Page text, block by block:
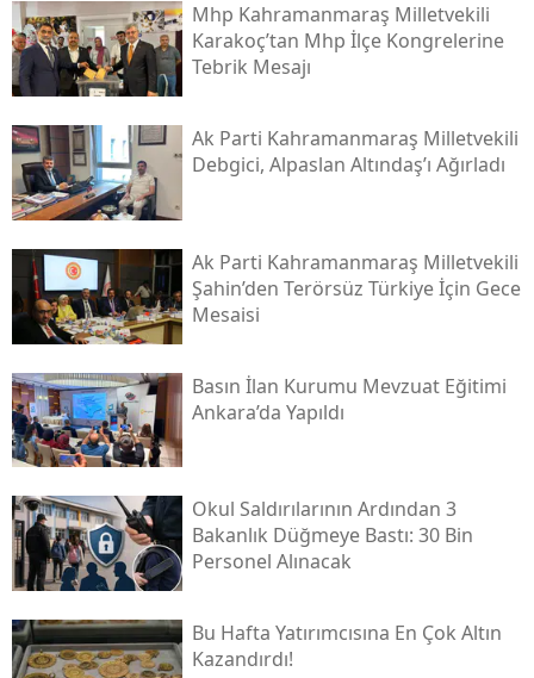
Mhp Kahramanmaraş Milletvekili
Karakoç’tan Mhp İlçe Kongrelerine
Tebrik Mesajı
Ak Parti Kahramanmaraş Milletvekili
Debgici, Alpaslan Altındaş’ı Ağırladı
Ak Parti Kahramanmaraş Milletvekili
Şahin’den Terörsüz Türkiye İçin Gece
Mesaisi
Basın İlan Kurumu Mevzuat Eğitimi
Ankara’da Yapıldı
Okul Saldırılarının Ardından 3
Bakanlık Düğmeye Bastı: 30 Bin
Personel Alınacak
Bu Hafta Yatırımcısına En Çok Altın
Kazandırdı!